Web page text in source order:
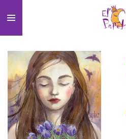
direct
naar
de
hoofdinhoud